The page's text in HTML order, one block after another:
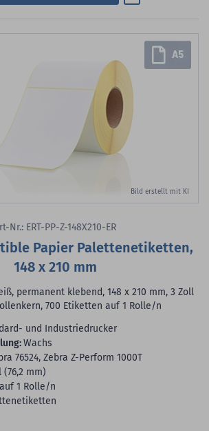
Bild erstellt mit KI
Nr.: ERT-PP-Z-148X210-ER
Papier Palettenetiketten,
148 x 210 mm
permanent klebend, 148 x 210 mm, 3 Zoll
700 Etiketten auf 1 Rolle/n
und Industriedrucker
Wachs
76524, Zebra Z-Perform 1000T
(76,2 mm)
1 Rolle/n